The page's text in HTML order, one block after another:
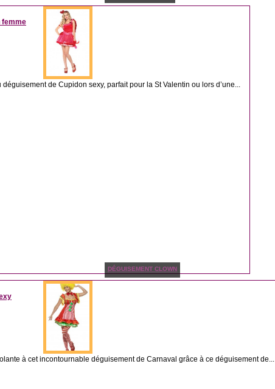
femme
de Cupidon sexy, parfait pour la St Valentin ou lors d’une...
DÉGUISEMENT CLOWN
à cet incontournable déguisement de Carnaval grâce à ce déguisement de...